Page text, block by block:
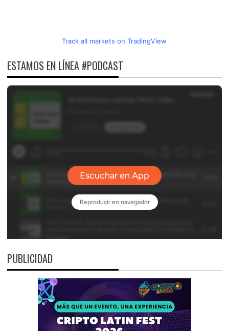
Track all markets on TradingView
ESTAMOS EN LÍNEA #PODCAST
PUBLICIDAD